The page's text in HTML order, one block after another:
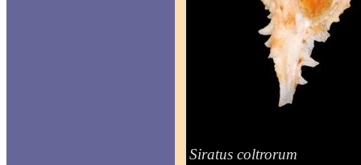
Siratus coltrorum